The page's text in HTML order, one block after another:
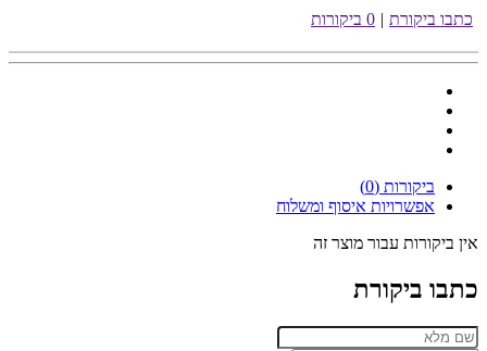
כתבו ביקורת | 0 ביקורות
ביקורות (0)
אפשרויות איסוף ומשלוח
אין ביקורות עבור מוצר זה
כתבו ביקורת